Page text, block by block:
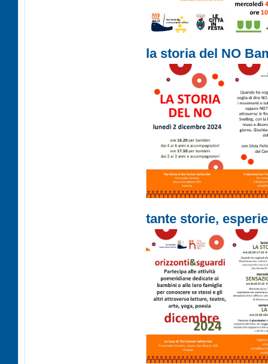
la storia del NO
tante storie,